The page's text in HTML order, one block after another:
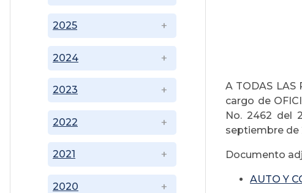
2020
2021
2022
2023
2024
2025
A TODAS
cargo de
No. 2462 del
septiembre de
Documento
AUTO Y